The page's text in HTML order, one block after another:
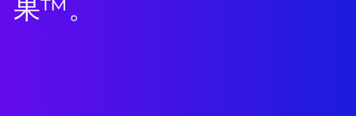
果™。